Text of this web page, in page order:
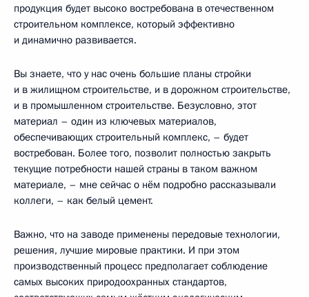
продукция будет высоко востребована в отечественном
строительном комплексе, который эффективно
и динамично развивается.
Вы знаете, что у нас очень большие планы стройки
и в жилищном строительстве, и в дорожном строительстве,
и в промышленном строительстве. Безусловно, этот
материал – один из ключевых материалов,
обеспечивающих строительный комплекс, – будет
востребован. Более того, позволит полностью закрыть
текущие потребности нашей страны в таком важном
материале, – мне сейчас о нём подробно рассказывали
коллеги, – как белый цемент.
Важно, что на заводе применены передовые технологии,
решения, лучшие мировые практики. И при этом
производственный процесс предполагает соблюдение
самых высоких природоохранных стандартов,